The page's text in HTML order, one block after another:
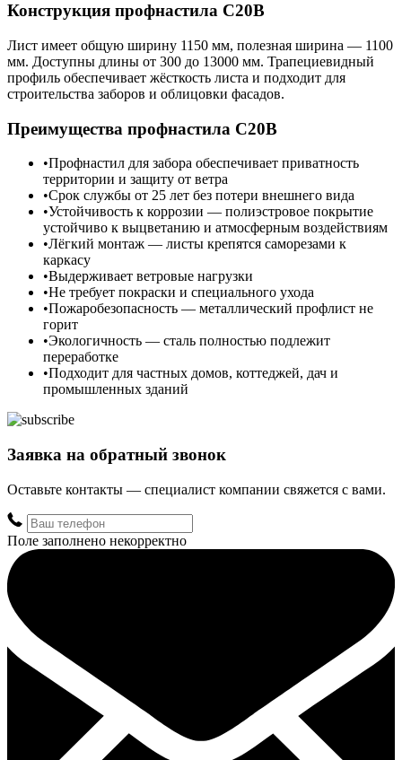
Конструкция профнастила С20В
Лист имеет общую ширину 1150 мм, полезная ширина — 1100
мм. Доступны длины от 300 до 13000 мм. Трапециевидный
профиль обеспечивает жёсткость листа и подходит для
строительства заборов и облицовки фасадов.
Преимущества профнастила С20В
Профнастил для забора обеспечивает приватность
территории и защиту от ветра
Срок службы от 25 лет без потери внешнего вида
Устойчивость к коррозии — полиэстровое покрытие
устойчиво к выцветанию и атмосферным воздействиям
Лёгкий монтаж — листы крепятся саморезами к
каркасу
Выдерживает ветровые нагрузки
Не требует покраски и специального ухода
Пожаробезопасность — металлический профлист не
горит
Экологичность — сталь полностью подлежит
переработке
Подходит для частных домов, коттеджей, дач и
промышленных зданий
Заявка на обратный звонок
Оставьте контакты — специалист компании свяжется с вами.
Поле заполнено некорректно